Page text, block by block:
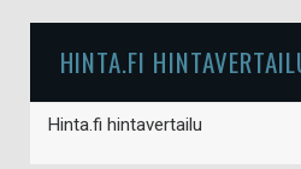
HINTA.FI
Hinta.fi hintavertailu